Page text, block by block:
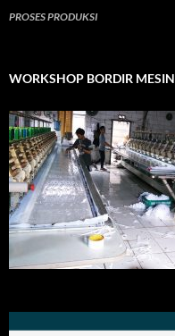
PROSES PRODUKSI
WORKSHOP BORDIR MESIN